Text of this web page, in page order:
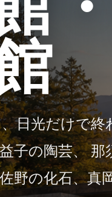
日光だけで
子の陶芸、
野の化石、真